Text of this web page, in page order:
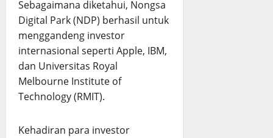
Sebagaimana diketahui, Nongsa
Digital Park (NDP) berhasil untuk
menggandeng investor
internasional seperti Apple, IBM,
dan Universitas Royal
Melbourne Institute of
Technology (RMIT).
Kehadiran para investor